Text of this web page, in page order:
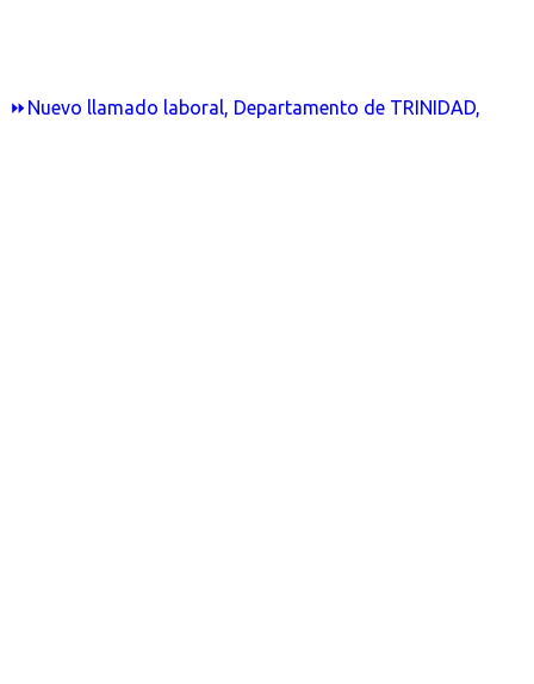
⏩Nuevo llamado laboral, Departamento de TRINIDAD,